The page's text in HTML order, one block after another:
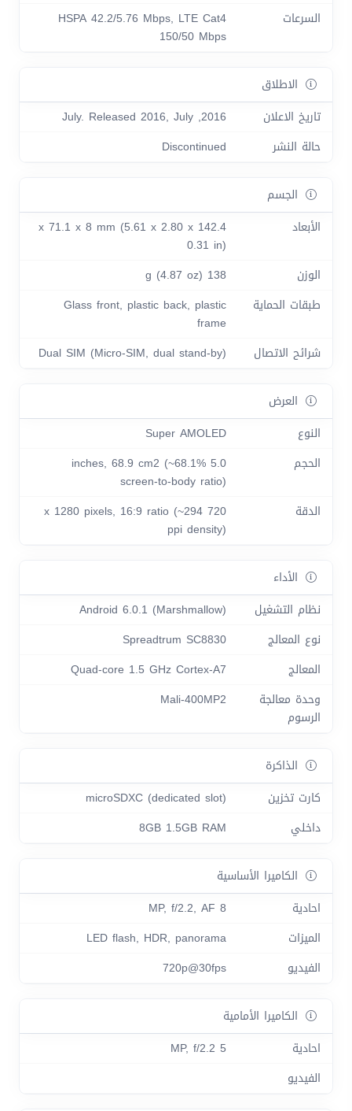
السرعات
HSPA 42.2/5.76 Mbps, LTE Cat4
150/50 Mbps
الاطلاق
تاريخ الاعلان
2016, July. Released 2016, July
حالة النشر
Discontinued
الجسم
الأبعاد
142.4 x 71.1 x 8 mm (5.61 x 2.80 x
0.31 in)
الوزن
138 g (4.87 oz)
طبقات الحماية
Glass front, plastic back, plastic
frame
شرائح الاتصال
Dual SIM (Micro-SIM, dual stand-by)
العرض
النوع
Super AMOLED
الحجم
5.0 inches, 68.9 cm2 (~68.1%
screen-to-body ratio)
الدقة
720 x 1280 pixels, 16:9 ratio (~294
ppi density)
الأداء
نظام التشغيل
Android 6.0.1 (Marshmallow)
نوع المعالج
Spreadtrum SC8830
المعالج
Quad-core 1.5 GHz Cortex-A7
وحدة معالجة
الرسوم
Mali-400MP2
الذاكرة
كارت تخزين
microSDXC (dedicated slot)
داخلي
8GB 1.5GB RAM
الكاميرا الأساسية
احادية
8 MP, f/2.2, AF
الميزات
LED flash, HDR, panorama
الفيديو
720p@30fps
الكاميرا الأمامية
احادية
5 MP, f/2.2
الفيديو